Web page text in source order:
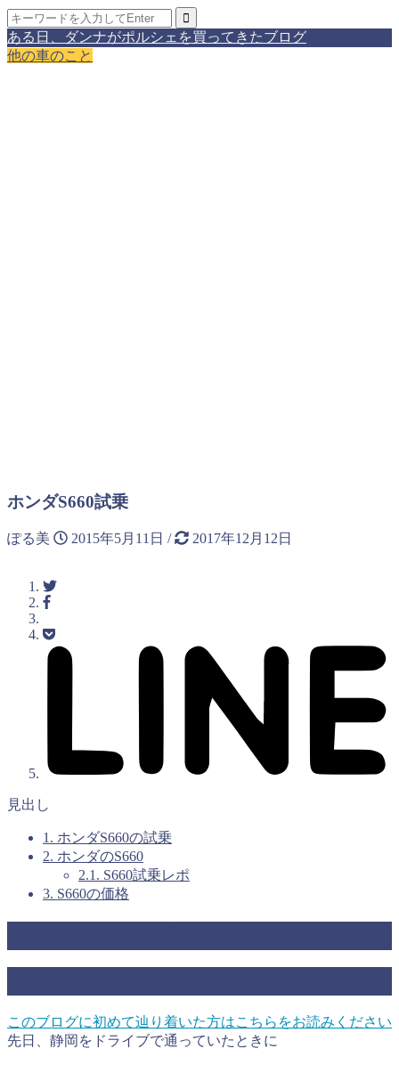
ある日、ダンナがポルシェを買ってきたブログ
他の車のこと
ホンダS660試乗
ぽる美 2015年5月11日 / 2017年12月12日
見出し
1. ホンダS660の試乗
2. ホンダのS660
2.1. S660試乗レポ
3. S660の価格
このブログに初めて辿り着いた方はこちらをお読みください
先日、静岡をドライブで通っていたときに